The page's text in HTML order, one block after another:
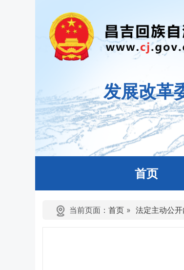
发展改革
首页
当前页面： 首页 » 法定主动公